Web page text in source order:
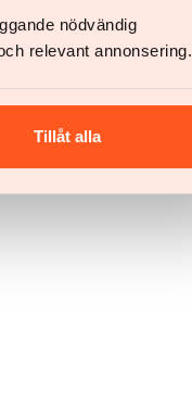
nödvändig
relevant annonsering.
Tillåt alla